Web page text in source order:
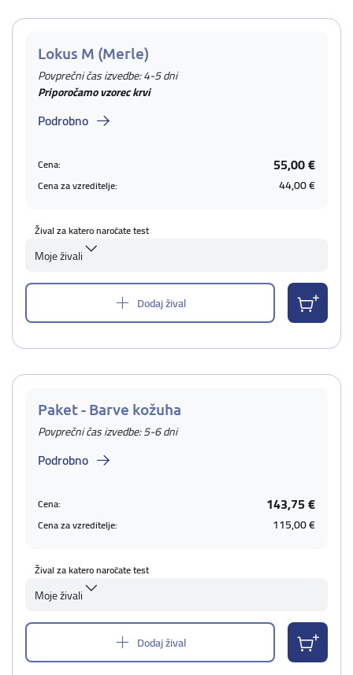
Lokus M (Merle)
Povprečni čas izvedbe: 4-5 dni
Priporočamo vzorec krvi
Podrobno
Cena: 55,00 €
Cena za vzreditelje: 44,00 €
Žival za katero naročate test
Moje živali
Dodaj žival
Paket - Barve kožuha
Povprečni čas izvedbe: 5-6 dni
Podrobno
Cena: 143,75 €
Cena za vzreditelje: 115,00 €
Žival za katero naročate test
Moje živali
Dodaj žival